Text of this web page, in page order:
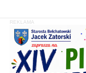
REKLAMA